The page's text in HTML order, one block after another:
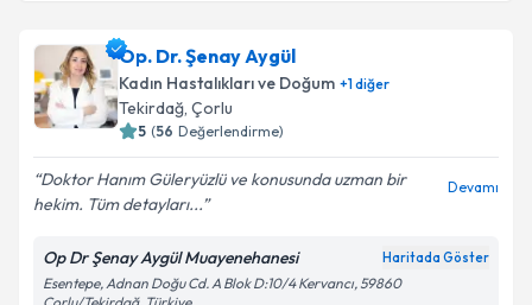
Op. Dr. Şenay Aygül
Kadın Hastalıkları ve Doğum +1diğer
Tekirdağ, Çorlu
5 (56 Değerlendirme)
Doktor Hanım Güleryüzlü ve konusunda uzman bir
hekim. Tüm detayları...
Devamı
Op Dr Şenay Aygül Muayenehanesi Haritada Göster
Esentepe, Adnan Doğu Cd. A Blok D:10/4 Kervancı, 59860